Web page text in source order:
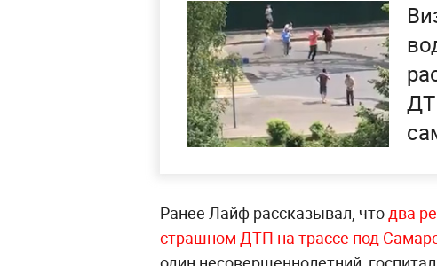
Ранее Лайф рассказывал, чтодва
страшном ДТП на трассе под